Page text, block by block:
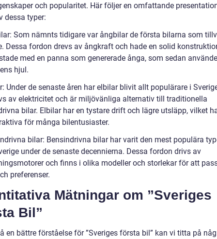
och popularitet. Här följer en omfattande
dessa typer:
Som nämnts tidigare var ångbilar de första bilarna som
Dessa fordon drevs av ångkraft och hade en solid
med en panna som genererade ånga, som sedan
hjul.
Under de senaste åren har elbilar blivit allt populärare i
av elektricitet och är miljövänliga alternativ till traditionella
bilar. Elbilar har en tystare drift och lägre utsläpp, vilket
för många bilentusiaster.
bilar: Bensindrivna bilar har varit den mest populära
under de senaste decennierna. Dessa fordon drivs av
och finns i olika modeller och storlekar för att
preferenser.
Mätningar om ”Sveriges
Bil”
en bättre förståelse för ”Sveriges första bil” kan vi titta på